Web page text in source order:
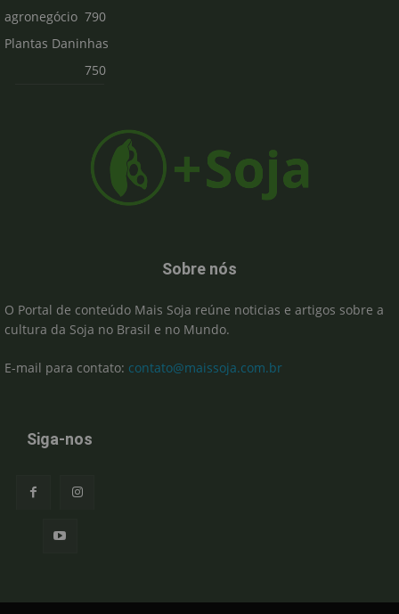
agronegócio 790
Plantas Daninhas
750
Sobre nós
O Portal de conteúdo Mais Soja reúne noticias e artigos sobre a
cultura da Soja no Brasil e no Mundo.
E-mail para contato: contato@maissoja.com.br
Siga-nos